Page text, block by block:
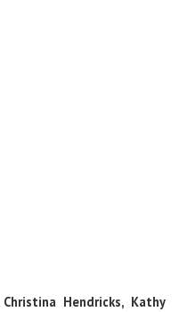
Christina Hendricks, Kathy